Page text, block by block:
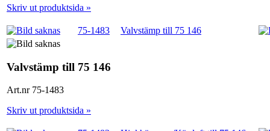
Skriv ut produktsida »
75-1483 Valvstämp till 75 146
Valvstämp till 75 146
Art.nr 75-1483
Skriv ut produktsida »